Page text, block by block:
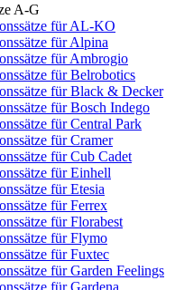
A-G
für AL-KO
für Alpina
für Ambrogio
für Belrobotics
für Black & Decker
für Bosch Indego
für Central Park
für Cramer
für Cub Cadet
für Einhell
für Etesia
für Ferrex
für Florabest
für Flymo
für Fuxtec
für Garden Feelings